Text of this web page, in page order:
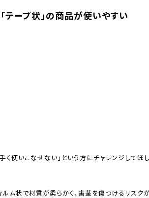
テープ状」の商品が使いやすい
く使いこなせない」という方にチャレンジしてほ
ム状で材質が柔らかく、歯茎を傷つけるリスク